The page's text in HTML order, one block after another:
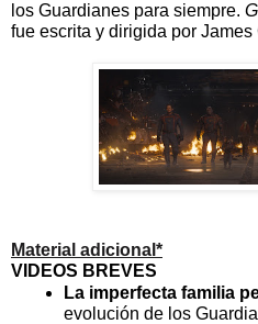
los Guardianes para siempre.
fue escrita y dirigida por
Material adicional*
VIDEOS BREVES
La imperfecta familia
evolución de los